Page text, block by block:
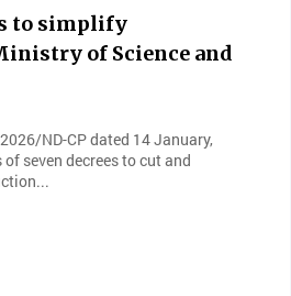
to simplify
of Science and
ND-CP dated 14 January,
seven decrees to cut and